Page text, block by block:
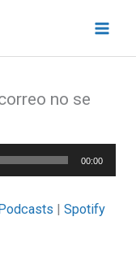
no se
00:00
|Spotify